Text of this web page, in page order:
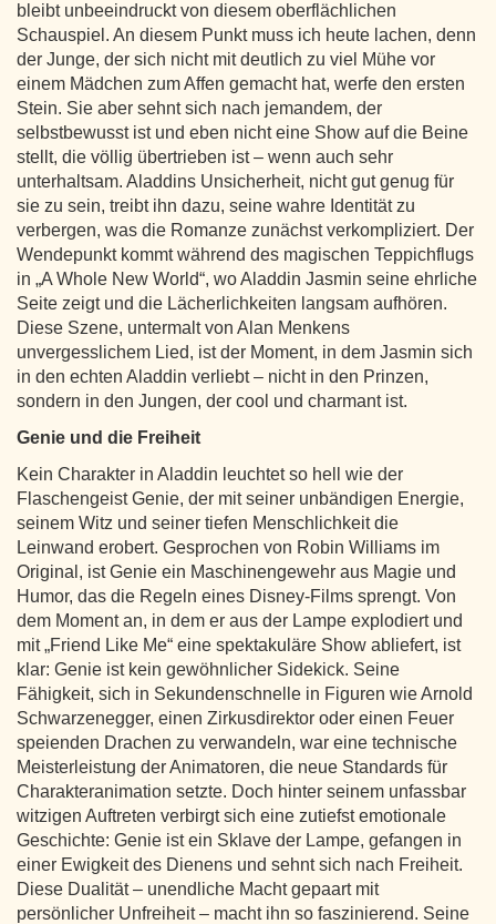
bleibt unbeeindruckt von diesem oberflächlichen
Schauspiel. An diesem Punkt muss ich heute lachen, denn
der Junge, der sich nicht mit deutlich zu viel Mühe vor
einem Mädchen zum Affen gemacht hat, werfe den ersten
Stein. Sie aber sehnt sich nach jemandem, der
selbstbewusst ist und eben nicht eine Show auf die Beine
stellt, die völlig übertrieben ist – wenn auch sehr
unterhaltsam. Aladdins Unsicherheit, nicht gut genug für
sie zu sein, treibt ihn dazu, seine wahre Identität zu
verbergen, was die Romanze zunächst verkompliziert. Der
Wendepunkt kommt während des magischen Teppichflugs
in „A Whole New World“, wo Aladdin Jasmin seine ehrliche
Seite zeigt und die Lächerlichkeiten langsam aufhören.
Diese Szene, untermalt von Alan Menkens
unvergesslichem Lied, ist der Moment, in dem Jasmin sich
in den echten Aladdin verliebt – nicht in den Prinzen,
sondern in den Jungen, der cool und charmant ist.
Genie und die Freiheit
Kein Charakter in Aladdin leuchtet so hell wie der
Flaschengeist Genie, der mit seiner unbändigen Energie,
seinem Witz und seiner tiefen Menschlichkeit die
Leinwand erobert. Gesprochen von Robin Williams im
Original, ist Genie ein Maschinengewehr aus Magie und
Humor, das die Regeln eines Disney-Films sprengt. Von
dem Moment an, in dem er aus der Lampe explodiert und
mit „Friend Like Me“ eine spektakuläre Show abliefert, ist
klar: Genie ist kein gewöhnlicher Sidekick. Seine
Fähigkeit, sich in Sekundenschnelle in Figuren wie Arnold
Schwarzenegger, einen Zirkusdirektor oder einen Feuer
speienden Drachen zu verwandeln, war eine technische
Meisterleistung der Animatoren, die neue Standards für
Charakteranimation setzte. Doch hinter seinem unfassbar
witzigen Auftreten verbirgt sich eine zutiefst emotionale
Geschichte: Genie ist ein Sklave der Lampe, gefangen in
einer Ewigkeit des Dienens und sehnt sich nach Freiheit.
Diese Dualität – unendliche Macht gepaart mit
persönlicher Unfreiheit – macht ihn so faszinierend. Seine